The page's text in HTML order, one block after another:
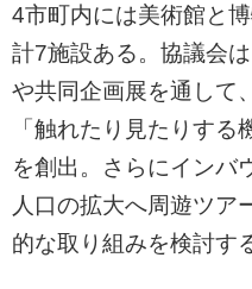
4市町内には美術館と
計7施設ある。協議会
や共同企画展を通して
「触れたり見たりす
を創出。さらにインバ
人口の拡大へ周遊ツア
的な取り組みを検討す